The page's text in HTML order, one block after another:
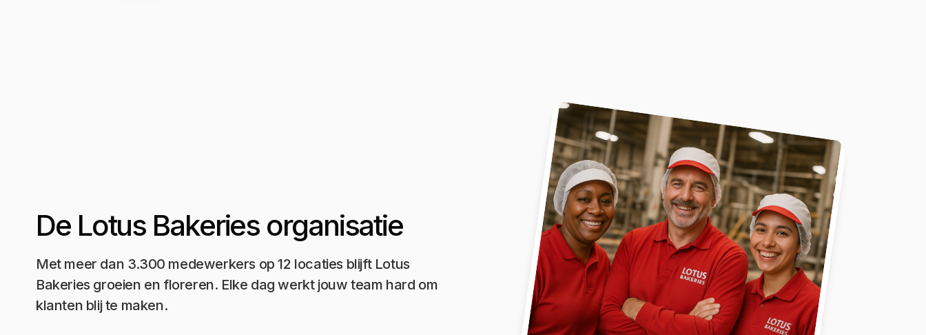
De Lotus Bakeries organisatie
Met meer dan 3.300 medewerkers op 12 locaties blijft Lotus
Bakeries groeien en floreren. Elke dag werkt jouw team hard om
klanten blij te maken.